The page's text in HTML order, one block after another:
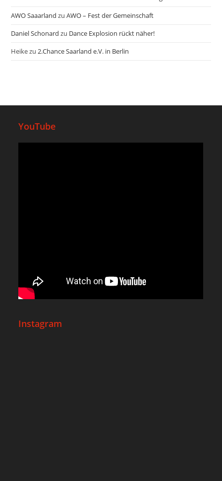
AWO Saaarland zuAWO – Fest der Gemeinschaft
Daniel Schonard zu Dance Explosion rückt näher!
Heikezu2.Chance Saarland e.V. in Berlin
YouTube
Instagram